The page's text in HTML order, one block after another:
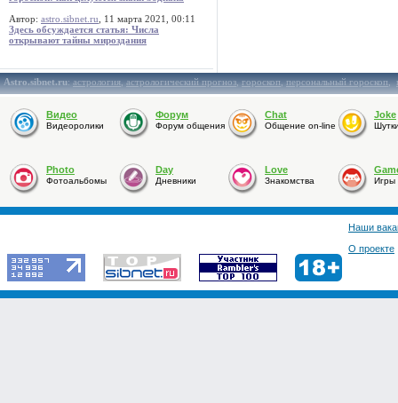
Автор: astro.sibnet.ru , 11 марта 2021, 00:11
Здесь обсуждается статья: Числа
открывают тайны мироздания
Astro.sibnet.ru:астрология,астрологический прогноз,гороскоп,персональный гороскоп,
Видео
Видеоролики
Форум
Форум общения
Chat
Общение on-line
Joke
Photo
Фотоальбомы
Day
Дневники
Love
Знакомства Игры
Наши
О проекте